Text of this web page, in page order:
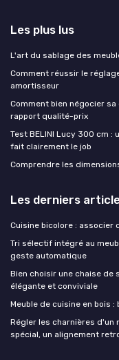
Les plus lus
L'art du sablage des
Comment réussir le
amortisseur
Comment bien négocier
rapport qualité-prix
Test BELINI Lucy 300 cm :
fait clairement le job
Comprendre les
Les derniers
Cuisine bicolore :
Tri sélectif intégré au
geste automatique
Bien choisir une chaise de
élégante et conviviale
Meuble de cuisine en bois
Régler les charnières d'un
spécial, un alignement